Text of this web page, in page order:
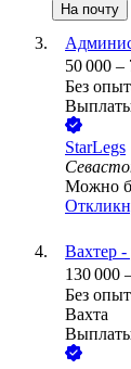
На почту
50 000 –
Без
StarLegs
Можно
Вахтер
130 000
Без
Вахта